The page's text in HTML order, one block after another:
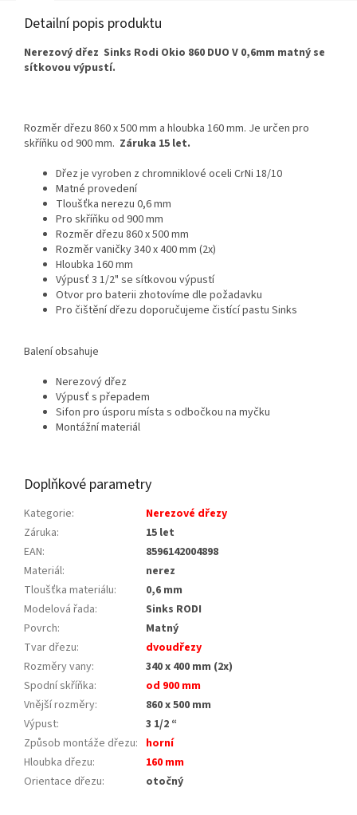
Detailní popis produktu
Nerezový dřez Sinks Rodi Okio 860 DUO V 0,6mm matný se
sítkovou výpustí.
Rozměr dřezu 860 x 500 mm a hloubka 160 mm. Je určen pro
skříňku od 900 mm. Záruka 15 let.
Dřez je vyroben z chromniklové oceli CrNi 18/10
Matné provedení
Tloušťka nerezu 0,6 mm
Pro skříňku od 900 mm
Rozměr dřezu 860 x 500 mm
Rozměr vaničky 340 x 400 mm (2x)
Hloubka 160 mm
Výpusť 3 1/2" se sítkovou výpustí
Otvor pro baterii zhotovíme dle požadavku
Pro čištění dřezu doporučujeme čistící pastu Sinks
Balení obsahuje
Nerezový dřez
Výpusť s přepadem
Sifon pro úsporu místa s odbočkou na myčku
Montážní materiál
Doplňkové parametry
Kategorie:
Nerezové dřezy
Záruka:
15 let
EAN:
8596142004898
Materiál:
nerez
Tloušťka materiálu:
0,6 mm
Modelová řada:
Sinks RODI
Povrch:
Matný
Tvar dřezu:
dvoudřezy
Rozměry vany:
340 x 400 mm (2x)
Spodní skříňka:
od 900 mm
Vnější rozměry:
860 x 500 mm
Výpust:
3 1/2 “
Způsob montáže dřezu: horní
Hloubka dřezu:
160 mm
Orientace dřezu: otočný